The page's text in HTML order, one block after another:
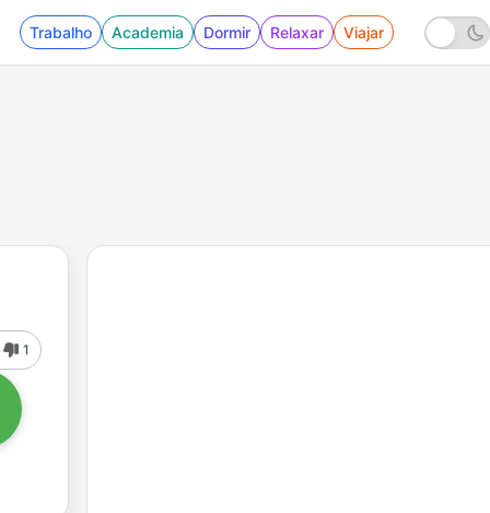
Trabalho Academia Dormir Relaxar Viajar
1